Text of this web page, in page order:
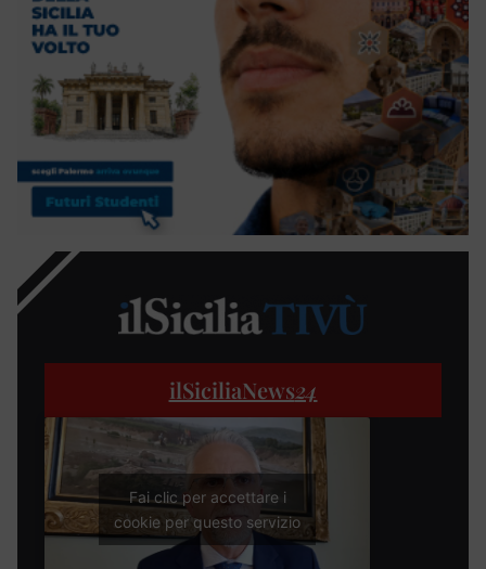
ilSiciliaNews24
Fai clic per accettare i
cookie per questo servizio